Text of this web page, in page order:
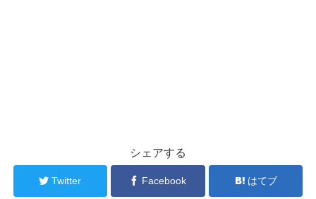
シェアする
Twitter Facebook はてブ